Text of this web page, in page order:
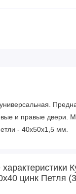
и правые двери.
- 40х50х1,5 мм.
цинк Петля